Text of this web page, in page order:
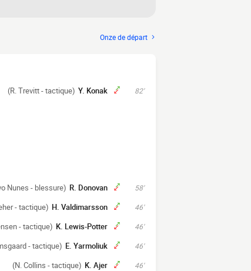
Onze de départ
82'
Y. Konak
(R. Trevitt - tactique)
58'
R. Donovan
Nunes - blessure)
46'
H. Valdimarsson
- tactique)
46'
K. Lewis-Potter
- tactique)
46'
E. Yarmoliuk
- tactique)
46'
K. Ajer
(N. Collins - tactique)